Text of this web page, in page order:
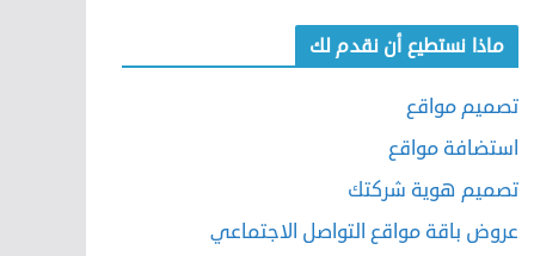
ماذا نستطيع أن نقدم لك
تصميم مواقع
استضافة مواقع
تصميم هوية شركتك
عروض باقة مواقع التواصل الاجتماعي